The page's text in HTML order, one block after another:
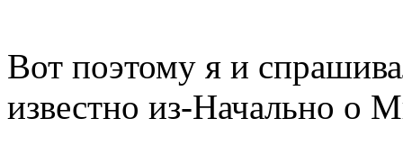
Вот поэтому я и
известно из-Начально о